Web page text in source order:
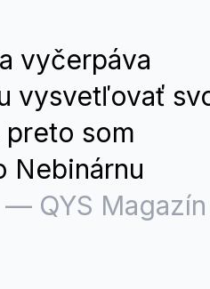
vyčerpáva
vysvetľovať
som
Nebinárnu
— QYS Magazín